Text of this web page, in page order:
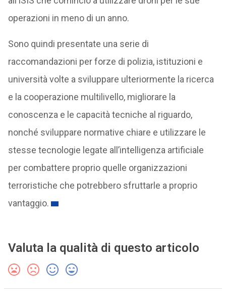
operazioni in meno di un anno.
Sono quindi presentate una serie di
raccomandazioni per forze di polizia, istituzioni e
università volte a sviluppare ulteriormente la ricerca
e la cooperazione multilivello, migliorare la
conoscenza e le capacità tecniche al riguardo,
nonché sviluppare normative chiare e utilizzare le
stesse tecnologie legate all’intelligenza artificiale
per combattere proprio quelle organizzazioni
terroristiche che potrebbero sfruttarle a proprio
vantaggio.
Valuta la qualità di questo articolo